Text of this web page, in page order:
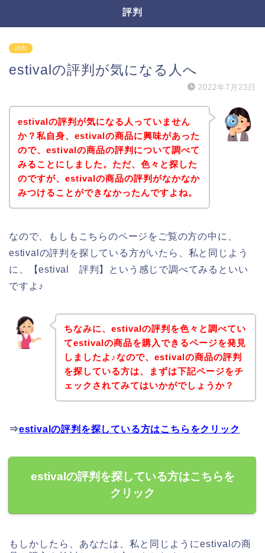
評判
評判
estivalの評判が気になる人へ
2022年7月23日
estivalの評判が気になる人っていません
か？私自身、estivalの商品に興味があった
ので、estivalの商品の評判について調べて
みることにしました。ただ、色々と探した
のですが、estivalの商品の評判がなかなか
みつけることができなかったんですよね。
なので、もしもこちらのページをご覧の方の中に、
estivalの評判を探している方がいたら、私と同じよう
に、【estival 評判】という感じで調べてみるといい
ですよ♪
ちなみに、estivalの評判を色々と調べてい
てestivalの商品を購入できるページを発見
しましたよ♪なので、estivalの商品の評判
を探している方は、まずは下記ページをチ
ェックされてみてはいかがでしょうか？
⇒estivalの評判を探している方はこちらをクリック
estivalの評判を探している方はこちらを
クリック
もしかしたら、あなたは、私と同じようにestivalの商